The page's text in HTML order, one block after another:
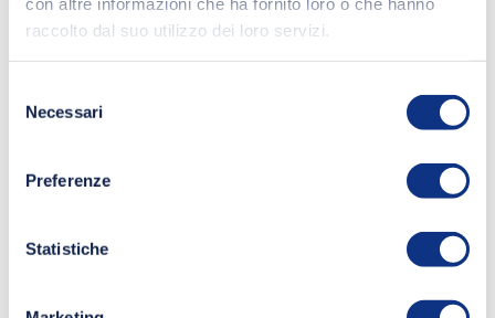
raccolto dal suo utilizzo dei loro servizi.
delNecessari
Preferenze
Statistiche